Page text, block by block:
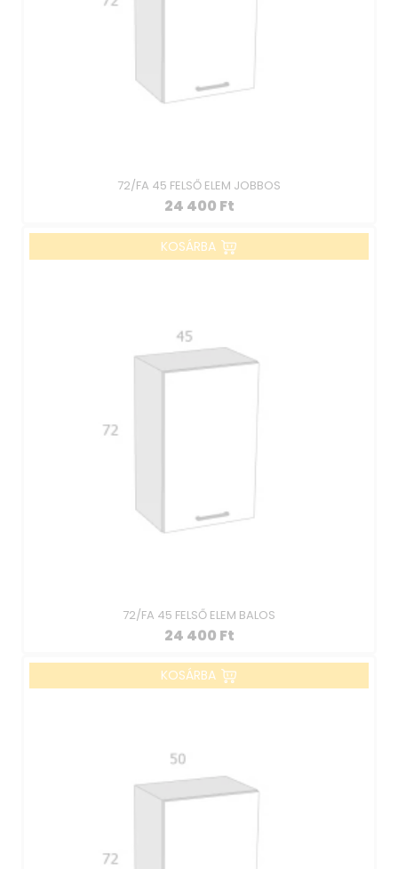
72/FA 45 FELSŐ ELEM JOBBOS
24 400 Ft
KOSÁRBA
72/FA 45 FELSŐ ELEM BALOS
24 400 Ft
KOSÁRBA